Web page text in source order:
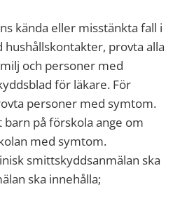
kända eller misstänkta fall i
hushållskontakter, provta alla
och personer med
för läkare. För
personer med symtom.
på förskola ange om
med symtom.
smittskyddsanmälan ska
ska innehålla;